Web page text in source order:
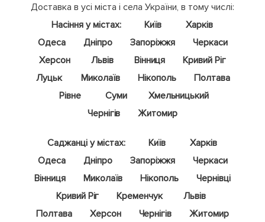
Доставка в усі міста і села України, в тому числі:
Насіння у містах:
Київ
Харків
Одеса
Дніпро Запоріжжя
Черкаси
Херсон
Львів Вінниця
Кривий Ріг
Луцьк
Миколаїв Нікополь
Полтава
Рівне
Суми
Хмельницький
Чернігів
Житомир
Саджанці у містах: Київ
Харків
Одеса
Дніпро Запоріжжя
Черкаси
Вінниця
Миколаїв Нікополь
Чернівці
Кривий Ріг
Кременчук
Львів
Полтава
Херсон Чернігів Житомир